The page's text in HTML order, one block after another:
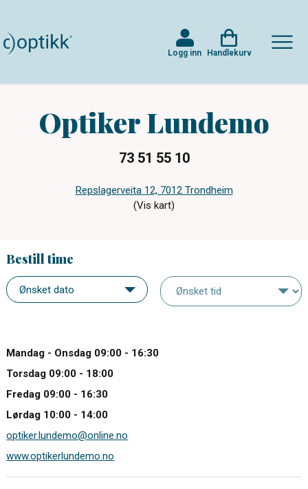
Logg inn Handlekurv
Optiker Lundemo
73 51 55 10
Repslagerveita 12, 7012 Trondheim
(Vis kart)
Bestill time
Mandag - Onsdag 09:00 - 16:30
Torsdag 09:00 - 18:00
Fredag 09:00 - 16:30
Lørdag 10:00 - 14:00
optiker.lundemo@online.no
www.optikerlundemo.no